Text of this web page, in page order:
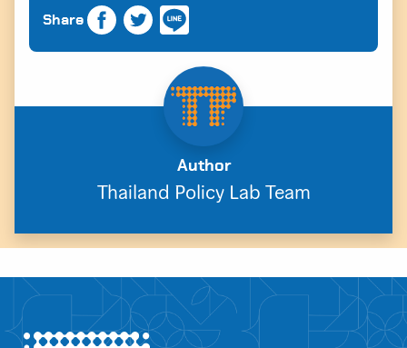
Share
Author
Thailand Policy Lab Team